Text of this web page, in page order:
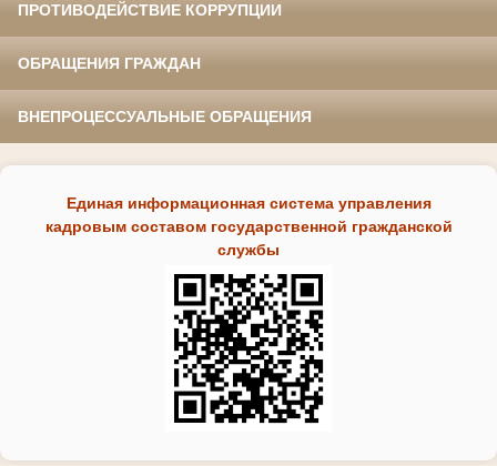
ПРОТИВОДЕЙСТВИЕ КОРРУПЦИИ
ОБРАЩЕНИЯ ГРАЖДАН
ВНЕПРОЦЕССУАЛЬНЫЕ ОБРАЩЕНИЯ
Единая информационная система управления
кадровым составом государственной гражданской
службы